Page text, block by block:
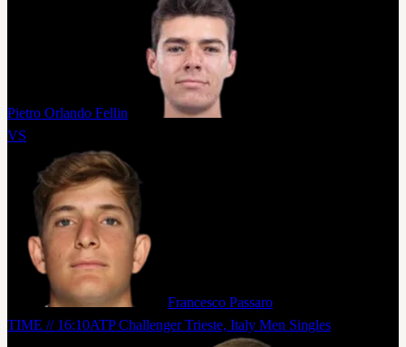
Pietro Orlando Fellin
VS
Francesco Passaro
TIME // 16:10ATP Challenger Trieste, Italy Men Singles